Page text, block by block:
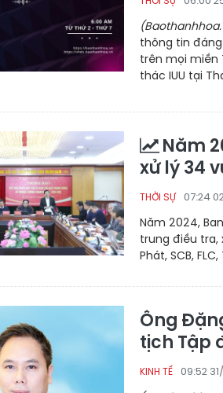
thông tin đáng
trên mọi miền
thác IUU tại
Năm
xử lý 34
THỜI SỰ 07:24
Năm 2024,
trung điều tra,
Phát, SCB,
Ông
tịch Tập
KINH TẾ 09:52